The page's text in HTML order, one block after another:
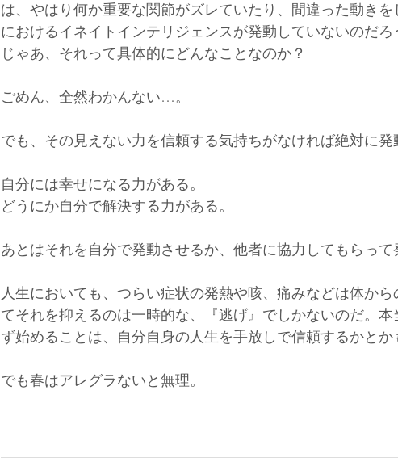
は、やはり何か重要な関節がズレていたり、間違った動き
におけるイネイトインテリジェンスが発動していないのだろ
じゃあ、それって具体的にどんなことなのか？
ごめん、全然わかんない…。
でも、その見えない力を信頼する気持ちがなければ絶対に発
自分には幸せになる力がある。
どうにか自分で解決する力がある。
あとはそれを自分で発動させるか、他者に協力してもらって
人生においても、つらい症状の発熱や咳、痛みなどは体か
てそれを抑えるのは一時的な、『逃げ』でしかないのだ。
ず始めることは、自分自身の人生を手放しで信頼するかとか
でも春はアレグラないと無理。